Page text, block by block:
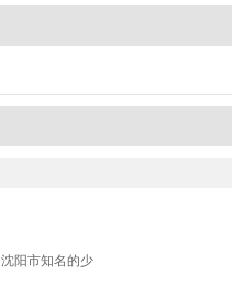
阳市知名的少